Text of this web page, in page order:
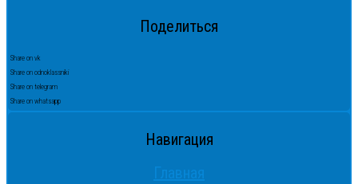
Поделиться
Share on vk
Share on odnoklassniki
Share on telegram
Share on whatsapp
Навигация
Главная